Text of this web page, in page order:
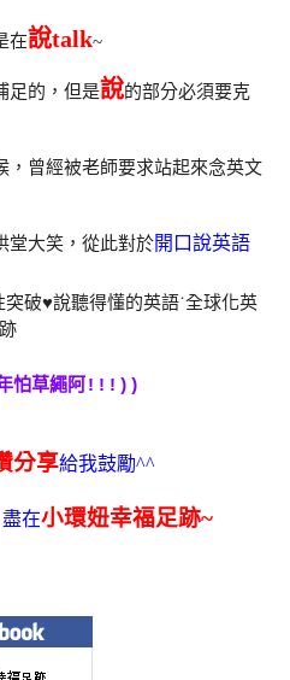
在說talk~
足的，但是說的部分必須要克
，曾經被老師要求站起來念英文
堂大笑，從此對於開口說英語
年怕草繩阿!!!))
分享給我鼓勵^^
在小環妞幸福足跡~